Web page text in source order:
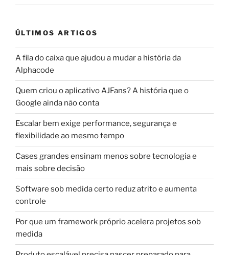
ÚLTIMOS ARTIGOS
A fila do caixa que ajudou a mudar a história da
Alphacode
Quem criou o aplicativo AJFans? A história que o
Google ainda não conta
Escalar bem exige performance, segurança e
flexibilidade ao mesmo tempo
Cases grandes ensinam menos sobre tecnologia e
mais sobre decisão
Software sob medida certo reduz atrito e aumenta
controle
Por que um framework próprio acelera projetos sob
medida